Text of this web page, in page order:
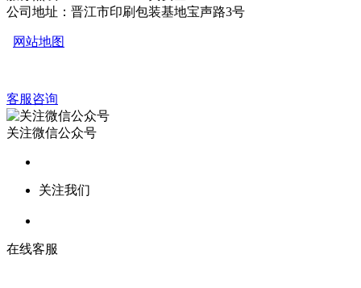
公司地址：晋江市印刷包装基地宝声路3号
网站地图
客服咨询
关注微信公众号
关注我们
在线客服